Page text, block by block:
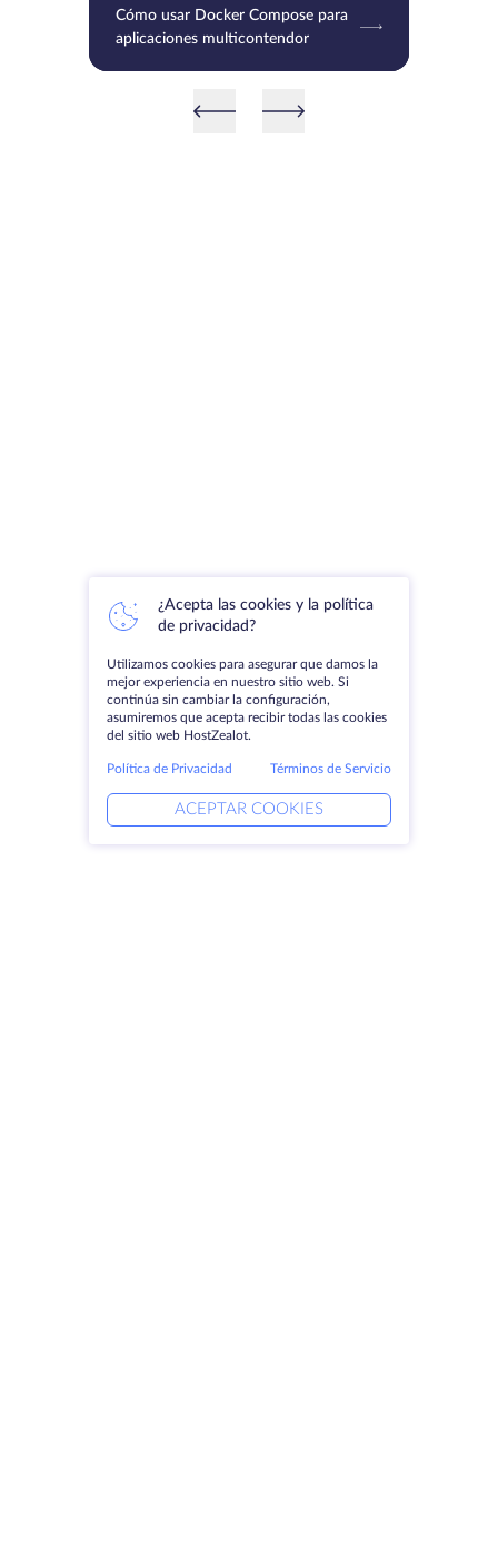
Cómo usar Docker Compose para
aplicaciones multicontendor
¿Acepta las cookies y la política
de privacidad?
Utilizamos cookies para asegurar que damos la
mejor experiencia en nuestro sitio web. Si
continúa sin cambiar la configuración,
asumiremos que acepta recibir todas las cookies
del sitio web HostZealot.
Política de Privacidad Términos de Servicio
ACEPTAR COOKIES